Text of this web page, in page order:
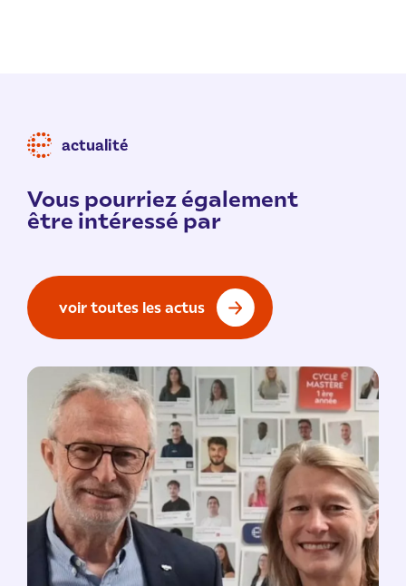
actualité
Vous pourriez également
être intéressé par
voir toutes les actus